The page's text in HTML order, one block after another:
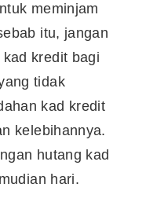
meminjam
itu, jangan
kredit bagi
tidak
kad kredit
kelebihannya.
hutang kad
hari.